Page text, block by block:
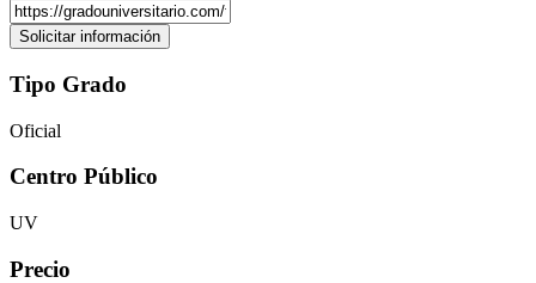
Tipo Grado
Oficial
Centro Público
UV
Precio